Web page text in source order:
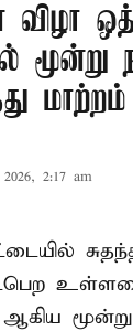
விழா
மாற்றம்
2:17 am